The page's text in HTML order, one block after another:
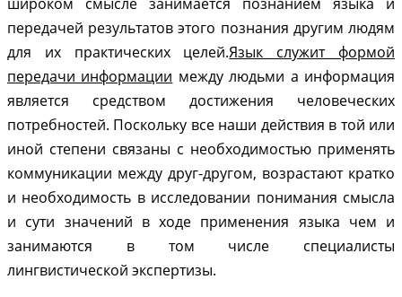
передачей результатов этого познания другим людям
для их практических целей.Язык служит формой
передачи информации между людьми а информация
является средством достижения человеческих
потребностей. Поскольку все наши действия в той или
иной степени связаны с необходимостью применять
коммуникации между друг-другом, возрастают кратко
и необходимость в исследовании понимания смысла
и сути значений в ходе применения языка чем и
занимаются в том числе специалисты
лингвистической экспертизы.